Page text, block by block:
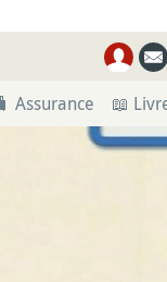
Assurance 📖